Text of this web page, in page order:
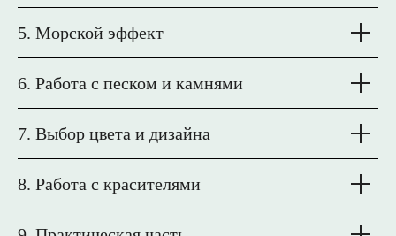
5. Морской эффект
6. Работа с песком и камнями
7. Выбор цвета и дизайна
8. Работа с красителями